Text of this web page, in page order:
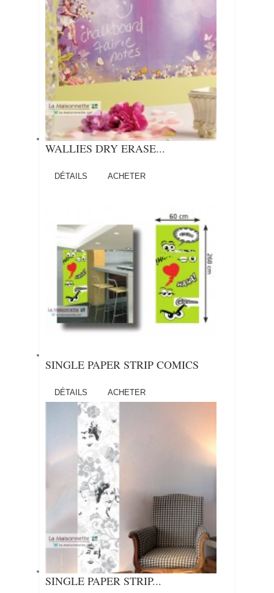
WALLIES DRY ERASE...
DÉTAILS ACHETER
SINGLE PAPER STRIP COMICS
DÉTAILS ACHETER
SINGLE PAPER STRIP...